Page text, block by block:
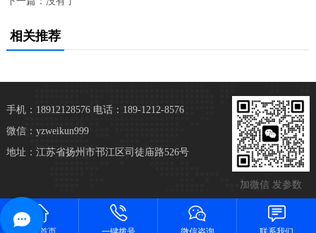
相关推荐
加微信 发参数
手机：18912128576 电话：189-1212-8576
微信：yzweikun999
地址：江苏省扬州市邗江区司徒庙路526号